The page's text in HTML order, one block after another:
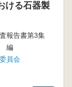
ける石器製
報告書第3集
編
員会